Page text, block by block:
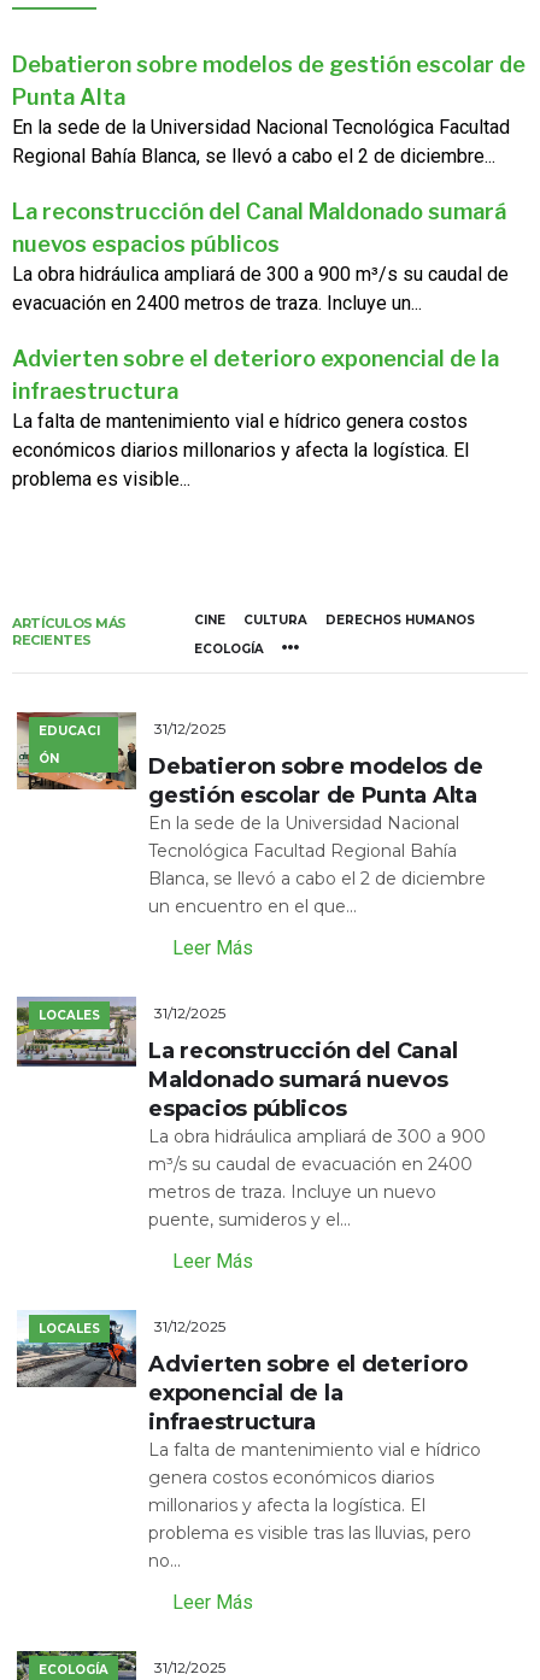
Debatieron sobre modelos de gestión escolar de
Punta Alta
En la sede de la Universidad Nacional Tecnológica Facultad
Regional Bahía Blanca, se llevó a cabo el 2 de diciembre...
La reconstrucción del Canal Maldonado sumará
nuevos espacios públicos
La obra hidráulica ampliará de 300 a 900 m³/s su caudal de
evacuación en 2400 metros de traza. Incluye un...
Advierten sobre el deterioro exponencial de la
infraestructura
La falta de mantenimiento vial e hídrico genera costos
económicos diarios millonarios y afecta la logística. El
problema es visible...
ARTÍCULOS MÁS
RECIENTES
CINE CULTURA
DERECHOS HUMANOS
ECOLOGÍA
EDUCACI
ÓN
31/12/2025
Debatieron sobre modelos de
gestión escolar de Punta Alta
En la sede de la Universidad Nacional
Tecnológica Facultad Regional Bahía
Blanca, se llevó a cabo el 2 de diciembre
un encuentro en el que...
Leer Más
LOCALES 31/12/2025
La reconstrucción del Canal
Maldonado sumará nuevos
espacios públicos
La obra hidráulica ampliará de 300 a 900
m³/s su caudal de evacuación en 2400
metros de traza. Incluye un nuevo
puente, sumideros y el...
Leer Más
LOCALES 31/12/2025
Advierten sobre el deterioro
exponencial de la
infraestructura
La falta de mantenimiento vial e hídrico
genera costos económicos diarios
millonarios y afecta la logística. El
problema es visible tras las lluvias, pero
no...
Leer Más
ECOLOGÍA 31/12/2025